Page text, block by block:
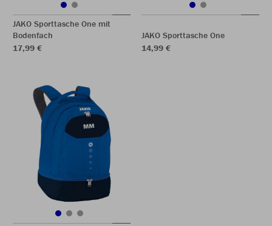
JAKO Sporttasche One mit
Bodenfach
17,99 €
JAKO Sporttasche One
14,99 €